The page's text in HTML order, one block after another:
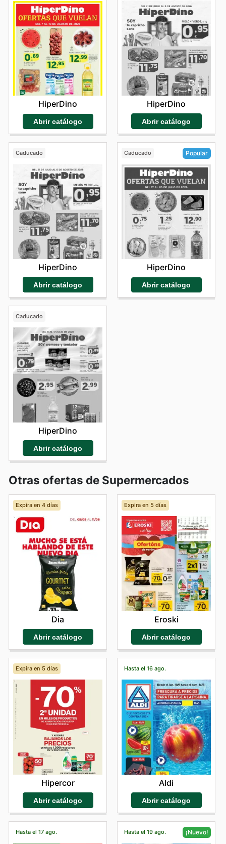
HiperDino
Abrir catálogo
HiperDino
Abrir catálogo
Caducado
HiperDino
Abrir catálogo
Caducado Popular
HiperDino
Abrir catálogo
Caducado
HiperDino
Abrir catálogo
Otras ofertas de Supermercados
Expira en 4 días
Dia
Abrir catálogo
Expira en 5 días
Eroski
Abrir catálogo
Expira en 5 días
Hipercor
Abrir catálogo
Hasta el 16 ago.
Aldi
Abrir catálogo
Hasta el 17 ago. Hasta el 19 ago. ¡Nuevo!